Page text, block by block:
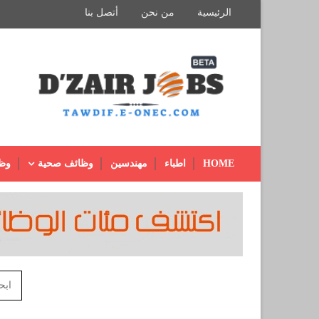
الرئيسية من نحن أتصل بنا
HOME اطباء مهندسين وظائف صحية